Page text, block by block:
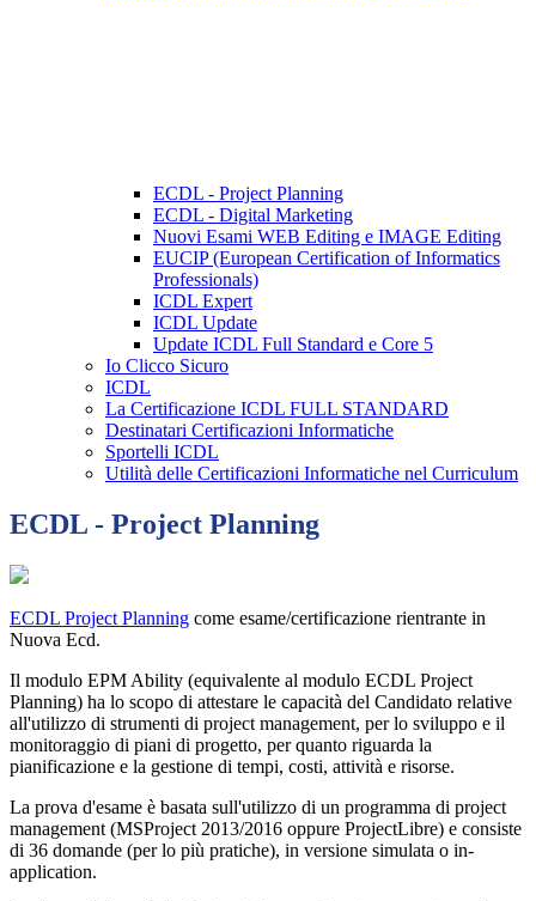
ECDL - Project Planning
ECDL - Digital Marketing
Nuovi Esami WEB Editing e IMAGE Editing
EUCIP (European Certification of Informatics
Professionals)
ICDL Expert
ICDL Update
Update ICDL Full Standard e Core 5
Io Clicco Sicuro
ICDL
La Certificazione ICDL FULL STANDARD
Destinatari Certificazioni Informatiche
Sportelli ICDL
Utilità delle Certificazioni Informatiche nel Curriculum
ECDL - Project Planning
ECDL Project Planning come esame/certificazione rientrante in
Nuova Ecd.
Il modulo EPM Ability (equivalente al modulo ECDL Project
Planning) ha lo scopo di attestare le capacità del Candidato relative
all'utilizzo di strumenti di project management, per lo sviluppo e il
monitoraggio di piani di progetto, per quanto riguarda la
pianificazione e la gestione di tempi, costi, attività e risorse.
La prova d'esame è basata sull'utilizzo di un programma di project
management (MSProject 2013/2016 oppure ProjectLibre) e consiste
di 36 domande (per lo più pratiche), in versione simulata o in-
application.